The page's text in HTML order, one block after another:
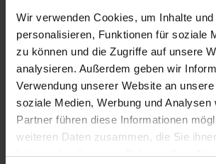
Wir verwenden Cookies, um Inhalte
personalisieren, Funktionen für soziale
zu können und die Zugriffe auf unsere
analysieren. Außerdem geben wir
Verwendung unserer Website an
soziale Medien, Werbung und Analysen
Partner führen diese Informationen
weiteren Daten zusammen, die Sie
haben oder die sie im Rahmen Ihrer
Produktdetails
In den Korb
Ciret Igelwalze/